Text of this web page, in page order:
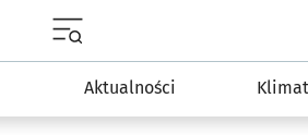
Aktualności Klimat